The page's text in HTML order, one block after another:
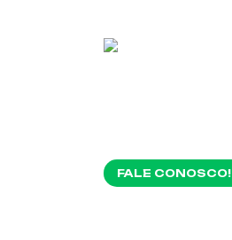
FALE CONOSCO!